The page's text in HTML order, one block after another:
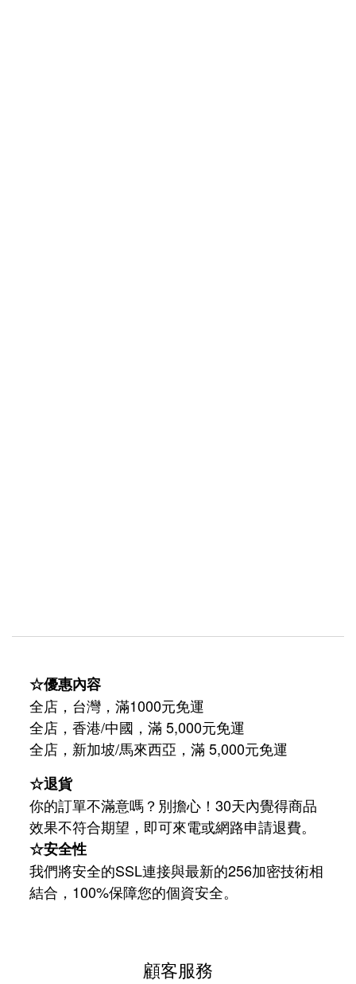
☆優惠內容
全店，台灣，滿1000元免運
全店，香港/中國，滿 5,000元免運
全店，新加坡/馬來西亞，滿 5,000元免運
☆退貨
你的訂單不滿意嗎？別擔心！30天內覺得商品
效果不符合期望，即可來電或網路申請退費。
☆安全性
我們將安全的SSL連接與最新的256加密技術相
結合，100%保障您的個資安全。
顧客服務